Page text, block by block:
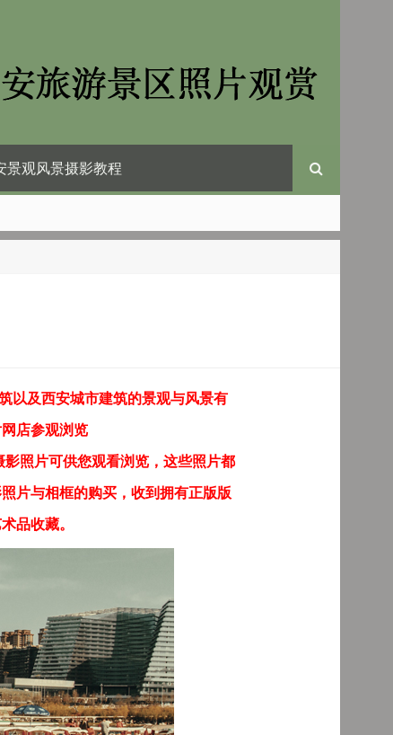
景观风景摄影教程
以及西安城市建筑的景观与风景有
店参观浏览
照片可供您观看浏览，这些照片都
片与相框的购买，收到拥有正版版
品收藏。